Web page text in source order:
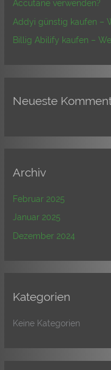
:Accutane verwenden?
Addyi günstig kaufen –
Billig Abilify kaufen –
Neueste
Archiv
Februar 2025
Januar 2025
Dezember 2024
Kategorien
Keine Kategorien